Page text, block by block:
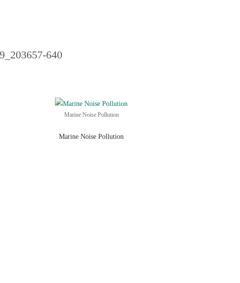
640
Marine Noise Pollution
Marine Noise Pollution